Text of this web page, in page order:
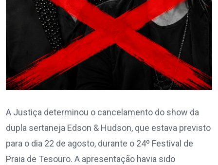
A Justiça determinou o cancelamento do show da
dupla sertaneja Edson & Hudson, que estava previsto
para o dia 22 de agosto, durante o 24º Festival de
Praia de Tesouro. A apresentação havia sido